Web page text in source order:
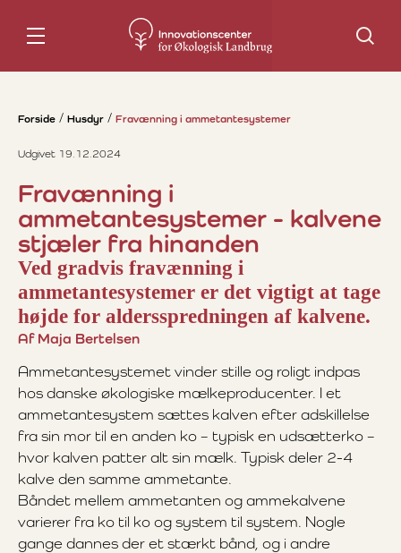
Søg
Forside Husdyr Fravænning i ammetantesystemer
Udgivet 19.12.2024
Fravænning i
ammetantesystemer - kalvene
stjæler fra hinanden
Ved gradvis fravænning i
ammetantesystemer er det vigtigt at tage
højde for aldersspredningen af kalvene.
Af Maja Bertelsen
Ammetantesystemet vinder stille og roligt indpas
hos danske økologiske mælkeproducenter. I et
ammetantesystem sættes kalven efter adskillelse
fra sin mor til en anden ko – typisk en udsætterko –
hvor kalven patter alt sin mælk. Typisk deler 2-4
kalve den samme ammetante.
Båndet mellem ammetanten og ammekalvene
varierer fra ko til ko og system til system. Nogle
gange dannes der et stærkt bånd, og i andre